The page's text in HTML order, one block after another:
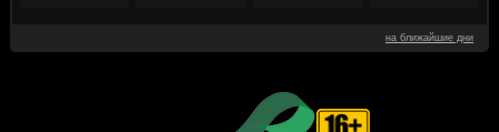
на ближайшие дни